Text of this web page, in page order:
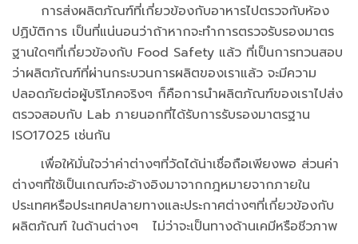
การส่งผลิตภัณฑ์ที่เกี่ยวข้องกับอาหารไปตรวจกับห้อง
ปฏิบัติการ เป็นที่แน่นอนว่าถ้าหากจะทำการตรวจรับรองมาตร
ฐานใดๆที่เกี่ยวข้องกับ Food Safety แล้ว ที่เป็นการทวนสอบ
ว่าผลิตภัณฑ์ที่ผ่านกระบวนการผลิตของเราแล้ว จะมีความ
ปลอดภัยต่อผู้บริโภคจริงๆ ก็คือการนำผลิตภัณฑ์ของเราไปส่ง
ตรวจสอบกับ Lab ภายนอกที่ได้รับการรับรองมาตรฐาน
ISO17025 เช่นกัน
เพื่อให้มั่นใจว่าค่าต่างๆที่วัดได้น่าเชื่อถือเพียงพอ ส่วนค่า
ต่างๆที่ใช้เป็นเกณฑ์จะอ้างอิงมาจากกฎหมายจากภายใน
ประเทศหรือประเทศปลายทางและประกาศต่างๆที่เกี่ยวข้องกับ
ผลิตภัณฑ์ ในด้านต่างๆ ไม่ว่าจะเป็นทางด้านเคมีหรือชีวภาพ